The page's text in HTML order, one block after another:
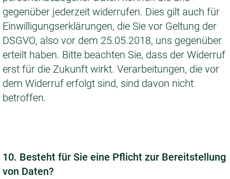
gegenüber jederzeit widerrufen. Dies gilt auch für
Einwilligungserklärungen, die Sie vor Geltung der
DSGVO, also vor dem 25.05.2018, uns gegenüber
erteilt haben. Bitte beachten Sie, dass der Widerruf
erst für die Zukunft wirkt. Verarbeitungen, die vor
dem Widerruf erfolgt sind, sind davon nicht
betroffen.
10. Besteht für Sie eine Pflicht zur Bereitstellung
von Daten?